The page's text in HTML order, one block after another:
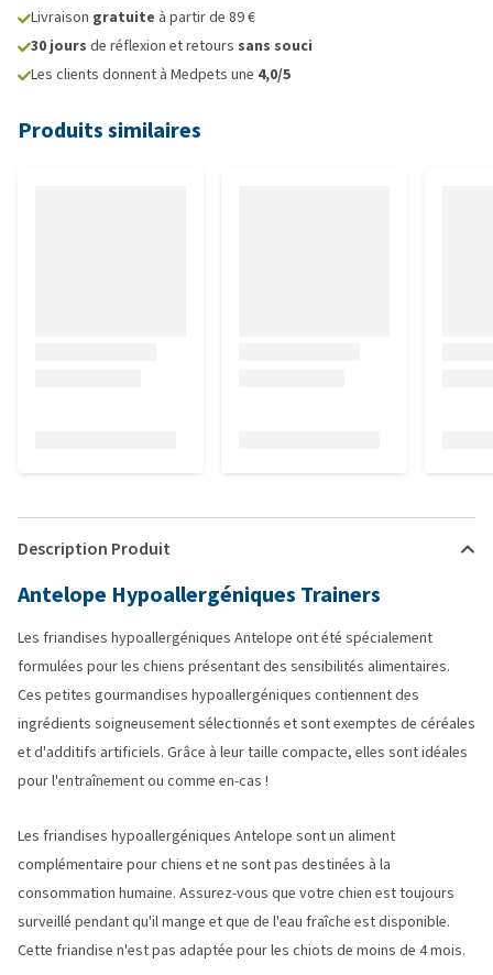
Livraison gratuite à partir de 89 €
30 jours de réflexion et retours sans souci
Les clients donnent à Medpets une 4,0/5
Produits similaires
Description Produit
Antelope Hypoallergéniques Trainers
Les friandises hypoallergéniques Antelope ont été spécialement
formulées pour les chiens présentant des sensibilités alimentaires.
Ces petites gourmandises hypoallergéniques contiennent des
ingrédients soigneusement sélectionnés et sont exemptes de céréales
et d'additifs artificiels. Grâce à leur taille compacte, elles sont idéales
pour l'entraînement ou comme en-cas !
Les friandises hypoallergéniques Antelope sont un aliment
complémentaire pour chiens et ne sont pas destinées à la
consommation humaine. Assurez-vous que votre chien est toujours
surveillé pendant qu'il mange et que de l'eau fraîche est disponible.
Cette friandise n'est pas adaptée pour les chiots de moins de 4 mois.